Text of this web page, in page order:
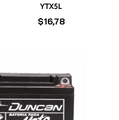
YTX5L
$16,78